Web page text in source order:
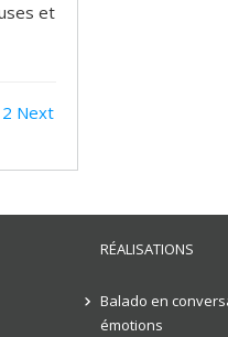
et
2 Next
RÉALISATIONS
Balado en
émotions